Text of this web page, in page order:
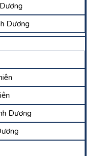
Dương
Dương